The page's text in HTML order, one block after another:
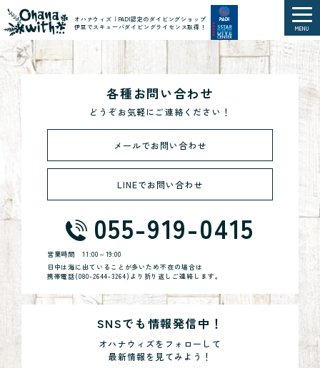
オハナウィズ｜PADI認定のダイビングショップ
伊豆でスキューバダイビングライセンス取得！
MENU
各種お問い合わせ
どうぞお気軽にご連絡ください！
メールでお問い合わせ
LINEでお問い合わせ
055-919-0415
営業時間11:00～19:00
日中は海に出ていることが多いため不在の場合は
携帯電話(080-2644-3264)より折り返しご連絡します。
SNSでも情報発信中！
オハナウィズをフォローして
最新情報を見てみよう！